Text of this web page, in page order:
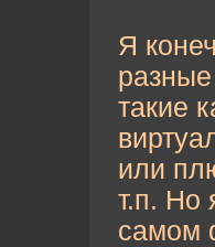
Я
такие
или
т.п. Но
самом